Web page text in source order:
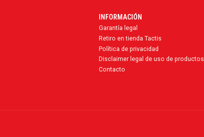
INFORMACIÓN
Garantía legal
Retiro en tienda Tactis
Política de privacidad
Disclaimer legal de uso de productos
Contacto